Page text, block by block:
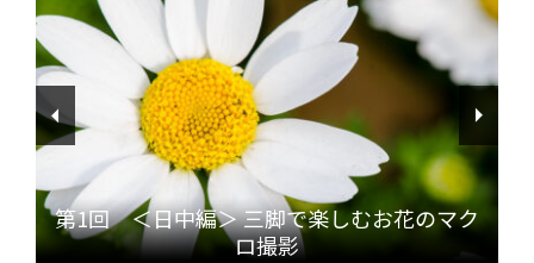
第1回 ＜日中編＞ 三脚で楽しむお花のマク
ロ撮影